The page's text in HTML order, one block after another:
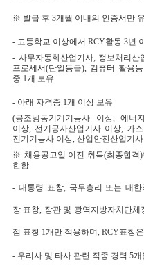
※ 발급 후 3개월 이내의 인증서만
- 고등학교 이상에서 RCY활동 3년
- 사무자동화산업기사, 정보처리산
프로세서(단일등급), 컴퓨터 활용
중 1개 보유
- 아래 자격증 1개 이상 보유
(공조냉동기계기능사 이상, 에너
이상, 전기공사산업기사 이상, 가
전기기능사 이상, 산업안전산업기
※ 채용공고일 이전 취득(최종합격)
한함
- 대통령 표창, 국무총리 또는 대한
장 표창, 장관 및 광역지방자치단체
점 표창 1개만 적용하며, RCY표창
- 우리사 및 타사 관련 직종 경력 5